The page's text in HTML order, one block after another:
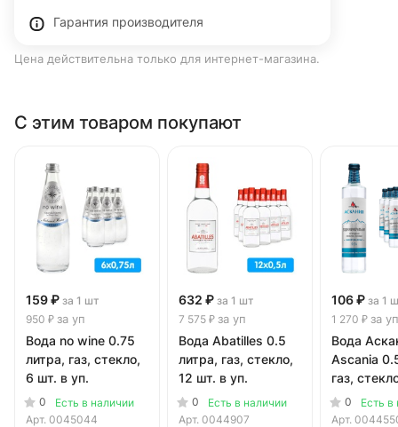
Гарантия производителя
Цена действительна только для интернет-магазина.
С этим товаром покупают
159 ₽ за 1 шт
950 ₽ за уп
Вода no wine 0.75
литра, газ, стекло,
6 шт. в уп.
0
Есть в наличии
Арт. 0045044
632 ₽ за 1 шт
7 575 ₽ за уп
Вода Abatilles 0.5
литра, газ, стекло,
12 шт. в уп.
0
Есть в наличии
Арт. 0044907
106 ₽ за 1
1 270 ₽ за уп
Вода
Ascania
газ,
в уп.
0
Есть в
Арт.